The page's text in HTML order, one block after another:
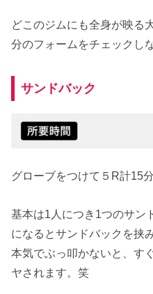
どこのジムにも全身が映る
分のフォームをチェックし
サンドバック
グローブをつけて５R計15
基本は1人につき1つのサン
になるとサンドバックを挟
本気でぶっ叩かないと、す
ヤされます。笑